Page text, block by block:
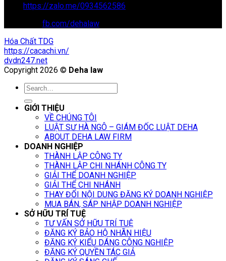
https://zalo.me/0934562586
fb.com/dehalaw
Hóa Chất TDG
https://cacachi.vn/
dvdn247.net
Copyright 2026 © Deha law
GIỚI THIỆU
VỀ CHÚNG TÔI
LUẬT SƯ HÀ NGÔ – GIÁM ĐỐC LUẬT DEHA
ABOUT DEHA LAW FIRM
DOANH NGHIỆP
THÀNH LẬP CÔNG TY
THÀNH LẬP CHI NHÁNH CÔNG TY
GIẢI THỂ DOANH NGHIỆP
GIẢI THỂ CHI NHÁNH
THAY ĐỔI NỘI DUNG ĐĂNG KÝ DOANH NGHIỆP
MUA BÁN, SÁP NHẬP DOANH NGHIỆP
SỞ HỮU TRÍ TUỆ
TƯ VẤN SỞ HỮU TRÍ TUỆ
ĐĂNG KÝ BẢO HỘ NHÃN HIỆU
ĐĂNG KÝ KIỂU DÁNG CÔNG NGHIỆP
ĐĂNG KÝ QUYỀN TÁC GIẢ